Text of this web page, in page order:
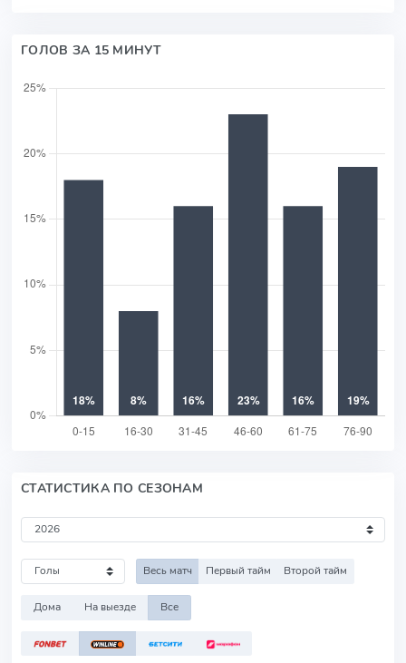
ГОЛОВ ЗА 15 МИНУТ
СТАТИСТИКА ПО СЕЗОНАМ
Весь матч Первый тайм Второй тайм
Дома На выезде Все